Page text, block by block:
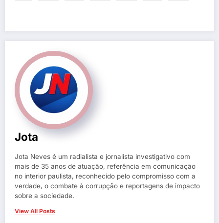
Jota
Jota Neves é um radialista e jornalista investigativo com
mais de 35 anos de atuação, referência em comunicação
no interior paulista, reconhecido pelo compromisso com a
verdade, o combate à corrupção e reportagens de impacto
sobre a sociedade.
View All Posts